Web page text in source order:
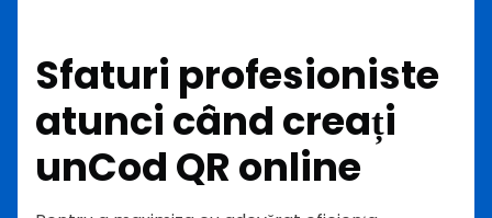
Sfaturi profesioniste
atunci când creați
unCod QR online